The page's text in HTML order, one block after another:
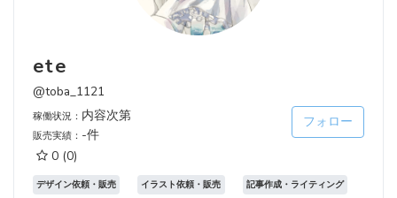
ete
@toba_1121
稼働状況： 内容次第
販売実績： -件
0 (0)
フォロー
デザイン依頼・販売 イラスト依頼・販売 記事作成・ライティング